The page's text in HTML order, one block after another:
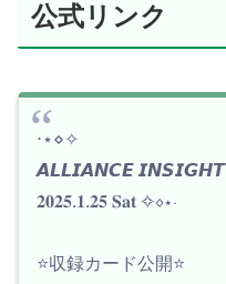
公式リンク
⋅⋆⋄✧
𝘼𝙇𝙇𝙄𝘼𝙉𝘾𝙀 𝙄𝙉𝙎𝙄𝙂𝙃𝙏
𝟐𝟎𝟐𝟓.𝟏.𝟐𝟓 𝐒𝐚𝐭 ✧⋄⋆⋅
⭐️収録カード公開⭐️